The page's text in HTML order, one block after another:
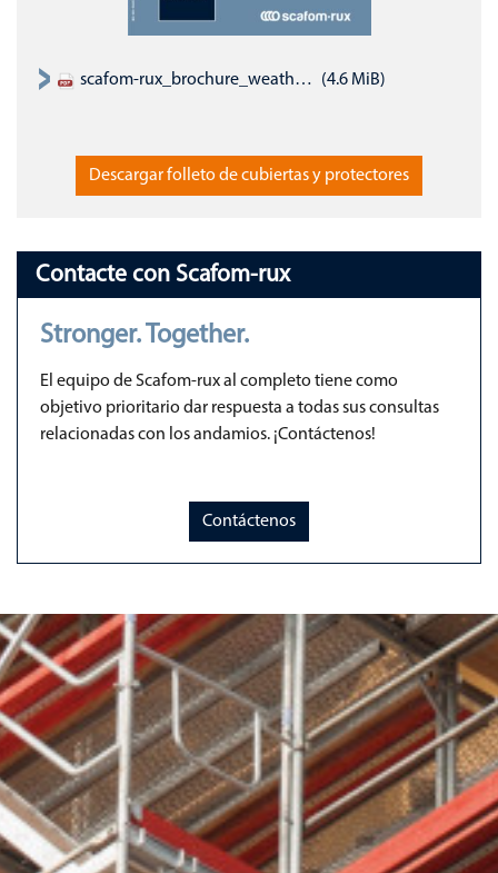
scafom-rux_brochure_weather-and-site-protection_EN.pdf (4.6 MiB)
Descargar folleto de cubiertas y protectores
Contacte con Scafom-rux
Stronger. Together.
El equipo de Scafom-rux al completo tiene como
objetivo prioritario dar respuesta a todas sus consultas
relacionadas con los andamios. ¡Contáctenos!
Contáctenos